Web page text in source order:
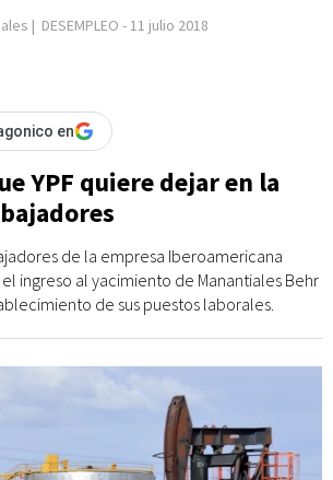
| DESEMPLEO - 11 julio 2018
en
YPF quiere dejar en la
de la empresa Iberoamericana
ingreso al yacimiento de Manantiales Behr
de sus puestos laborales.